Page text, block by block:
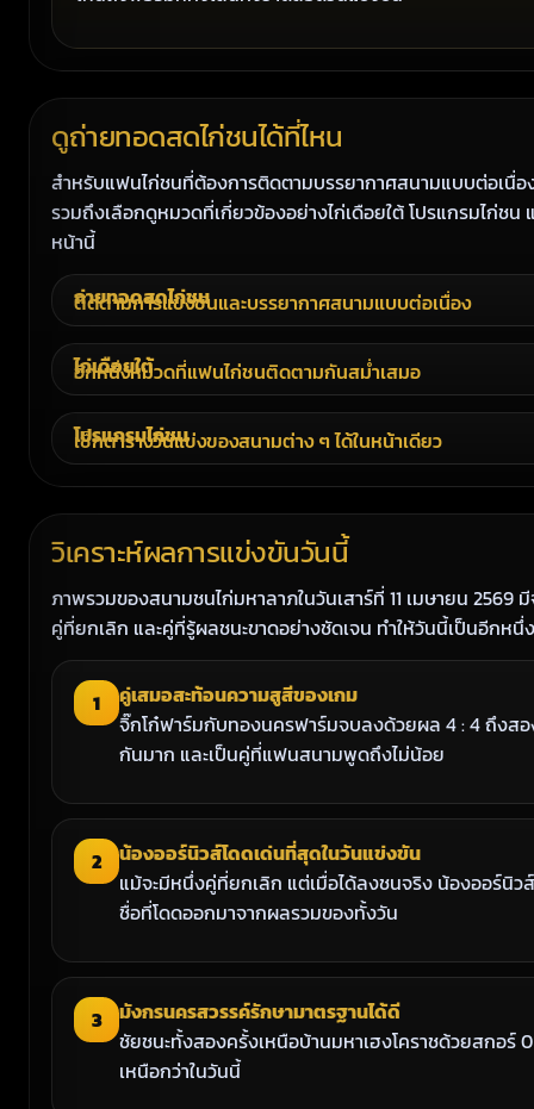
ดูถ่ายทอดสดไก่ชนได้ที่ไหน
สำหรับแฟนไก่ชนที่ต้องการติดตามบรรยากาศสนามแบบต่อเนื่
รวมถึงเลือกดูหมวดที่เกี่ยวข้องอย่างไก่เดือยใต้ โปรแกรมไก่ชน
หน้านี้
ถ่ายทอดสดไก่ชน
ติดตามการแข่งขันและบรรยากาศสนามแบบต่อเนื่อง
ไก่เดือยใต้
อีกหนึ่งหมวดที่แฟนไก่ชนติดตามกันสม่ำเสมอ
โปรแกรมไก่ชน
เช็กตารางวันแข่งของสนามต่าง ๆ ได้ในหน้าเดียว
วิเคราะห์ผลการแข่งขันวันนี้
ภาพรวมของสนามชนไก่มหาลาภในวันเสาร์ที่ 11 เมษายน
คู่ที่ยกเลิก และคู่ที่รู้ผลชนะขาดอย่างชัดเจน ทำให้วันนี้เป็นอีกห
1
คู่เสมอสะท้อนความสูสีของเกม
จิ๊กโก๋ฟาร์มกับทองนครฟาร์มจบลงด้วยผล 4 : 4 ถึงสอ
กันมาก และเป็นคู่ที่แฟนสนามพูดถึงไม่น้อย
2
น้องออร์นิวส์โดดเด่นที่สุดในวันแข่งขัน
แม้จะมีหนึ่งคู่ที่ยกเลิก แต่เมื่อได้ลงชนจริง น้องออร์นิ
ชื่อที่โดดออกมาจากผลรวมของทั้งวัน
3
มังกรนครสวรรค์รักษามาตรฐานได้ดี
ชัยชนะทั้งสองครั้งเหนือบ้านมหาเฮงโคราชด้วยสกอร์
เหนือกว่าในวันนี้